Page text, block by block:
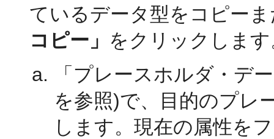
ているデータ型をコピー
コピー」 をクリックしま
「プレースホルダ・デ
を参照)で、目的のプレ
します。現在の属性を